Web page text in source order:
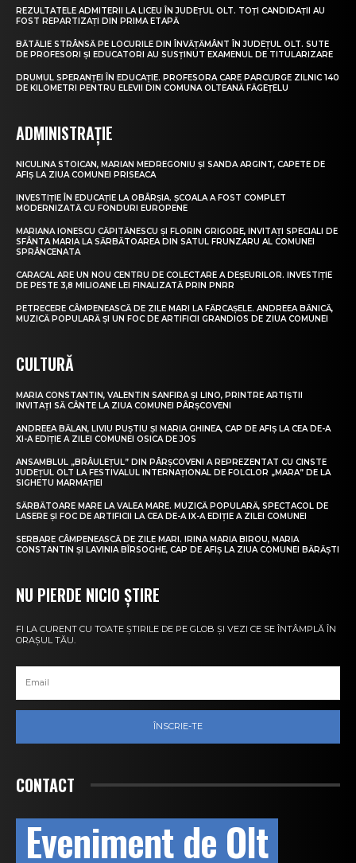
REZULTATELE ADMITERII LA LICEU ÎN JUDEȚUL OLT. TOȚI CANDIDAȚII AU
FOST REPARTIZAȚI DIN PRIMA ETAPĂ
BĂTĂLIE STRÂNSĂ PE LOCURILE DIN ÎNVĂȚĂMÂNT ÎN JUDEȚUL OLT. SUTE
DE PROFESORI ȘI EDUCATORI AU SUSȚINUT EXAMENUL DE TITULARIZARE
DRUMUL SPERANȚEI ÎN EDUCAȚIE. PROFESORA CARE PARCURGE ZILNIC 140
DE KILOMETRI PENTRU ELEVII DIN COMUNA OLTEANĂ FĂGEȚELU
ADMINISTRAȚIE
NICULINA STOICAN, MARIAN MEDREGONIU ȘI SANDA ARGINT, CAPETE DE
AFIȘ LA ZIUA COMUNEI PRISEACA
INVESTIȚIE ÎN EDUCAȚIE LA OBÂRȘIA. ȘCOALA A FOST COMPLET
MODERNIZATĂ CU FONDURI EUROPENE
MARIANA IONESCU CĂPITĂNESCU ȘI FLORIN GRIGORE, INVITAȚI SPECIALI DE
SFÂNTA MARIA LA SĂRBĂTOAREA DIN SATUL FRUNZARU AL COMUNEI
SPRÂNCENATA
CARACAL ARE UN NOU CENTRU DE COLECTARE A DEȘEURILOR. INVESTIȚIE
DE PESTE 3,8 MILIOANE LEI FINALIZATĂ PRIN PNRR
PETRECERE CÂMPENEASCĂ DE ZILE MARI LA FĂRCAȘELE. ANDREEA BĂNICĂ,
MUZICĂ POPULARĂ ȘI UN FOC DE ARTIFICII GRANDIOS DE ZIUA COMUNEI
CULTURĂ
MARIA CONSTANTIN, VALENTIN SANFIRA ȘI LINO, PRINTRE ARTIȘTII
INVITAȚI SĂ CÂNTE LA ZIUA COMUNEI PÂRȘCOVENI
ANDREEA BĂLAN, LIVIU PUȘTIU ȘI MARIA GHINEA, CAP DE AFIȘ LA CEA DE-A
XI-A EDIȚIE A ZILEI COMUNEI OSICA DE JOS
ANSAMBLUL „BRÂULEȚUL” DIN PÂRȘCOVENI A REPREZENTAT CU CINSTE
JUDEȚUL OLT LA FESTIVALUL INTERNAȚIONAL DE FOLCLOR „MARA” DE LA
SIGHETU MARMAȚIEI
SĂRBĂTOARE MARE LA VALEA MARE. MUZICĂ POPULARĂ, SPECTACOL DE
LASERE ȘI FOC DE ARTIFICII LA CEA DE-A IX-A EDIȚIE A ZILEI COMUNEI
SERBARE CÂMPENEASCĂ DE ZILE MARI. IRINA MARIA BIROU, MARIA
CONSTANTIN ȘI LAVINIA BÎRSOGHE, CAP DE AFIȘ LA ZIUA COMUNEI BĂRĂȘTI
NU PIERDE NICIO ȘTIRE
FI LA CURENT CU TOATE ȘTIRILE DE PE GLOB ȘI VEZI CE SE ÎNTÂMPLĂ ÎN
ORAȘUL TĂU.
ÎNSCRIE-TE
CONTACT
Eveniment de Olt